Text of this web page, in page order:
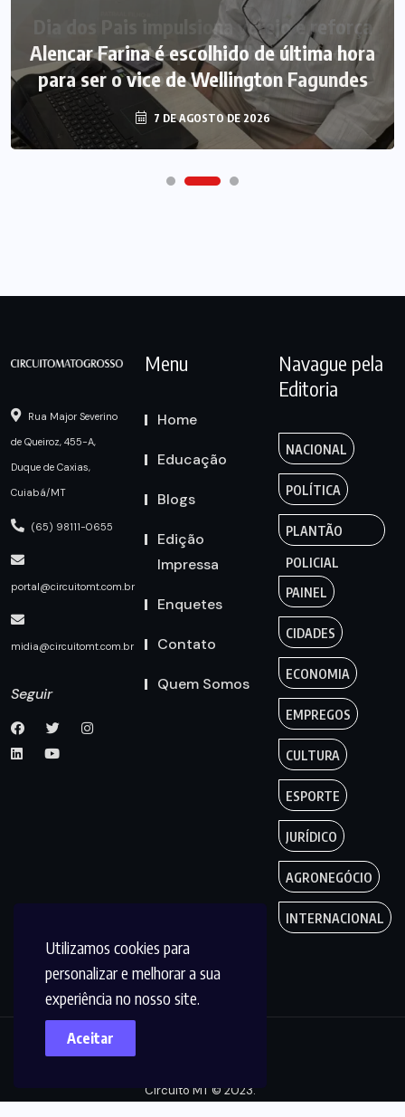
Utilizamos cookies para
personalizar e melhorar a sua
experiência no nosso site.
Aceitar
Alencar Farina é escolhido de última hora
para ser o vice de Wellington Fagundes
7 DE AGOSTO DE 2026
Rua Major Severino
de Queiroz, 455-A,
Duque de Caxias,
Cuiabá/MT
(65) 98111-0655
portal@circuitomt.com.br
midia@circuitomt.com.br
Seguir
Menu
Home
Educação
Blogs
Edição
Impressa
Enquetes
Contato
Quem Somos
Navague pela
Editoria
NACIONAL
POLÍTICA
PLANTÃO
POLICIAL
PAINEL
CIDADES
ECONOMIA
EMPREGOS
CULTURA
ESPORTE
JURÍDICO
AGRONEGÓCIO
INTERNACIONAL
Circuito MT © 2023.